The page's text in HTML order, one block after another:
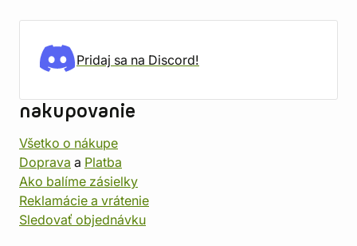
Pridaj sa na Discord!
nakupovanie
Všetko o nákupe
Doprava a Platba
Ako balíme zásielky
Reklamácie a vrátenie
Sledovať objednávku